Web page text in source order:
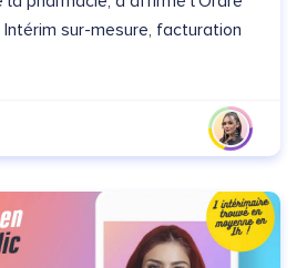
sur-mesure, facturation